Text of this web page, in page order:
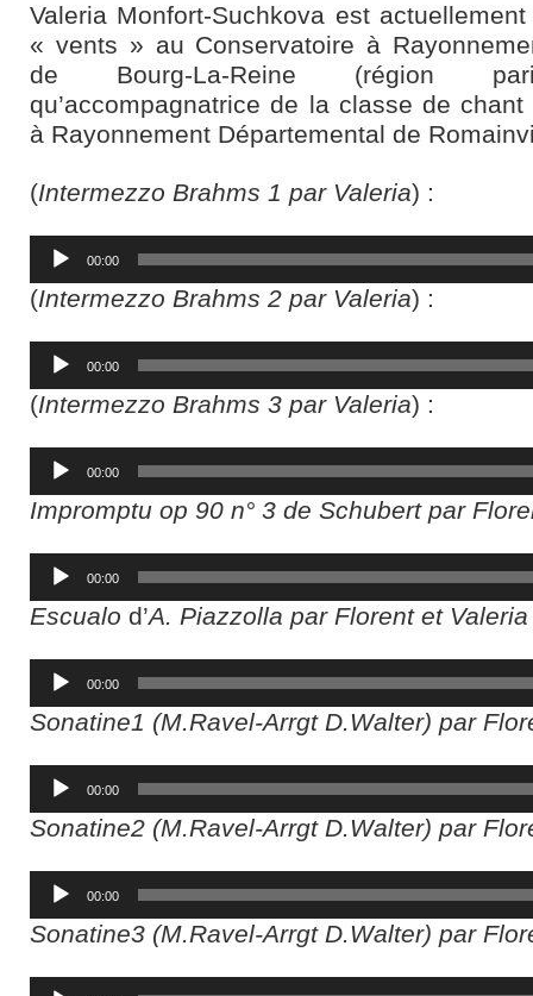
Valeria Monfort-Suchkova est
« vents » au Conservatoire à
de Bourg-La-Reine (région
qu’accompagnatrice de la classe de
à Rayonnement Départemental de
(Intermezzo Brahms 1 par Valeria) :
Lecteur
audio
00:00
(Intermezzo Brahms 2 par Valeria) :
Lecteur
audio
00:00
(Intermezzo Brahms 3 par Valeria) :
Lecteur
audio
00:00
Impromptu op 90 n° 3 de Schubert par
Lecteur
audio
00:00
Escualo d’A. Piazzolla par Florent et Valeria
Lecteur
audio
00:00
Sonatine1 (M.Ravel-Arrgt D.Walter) par
Lecteur
audio
00:00
Sonatine2 (M.Ravel-Arrgt D.Walter) par
Lecteur
audio
00:00
Sonatine3 (M.Ravel-Arrgt D.Walter) par
Lecteur